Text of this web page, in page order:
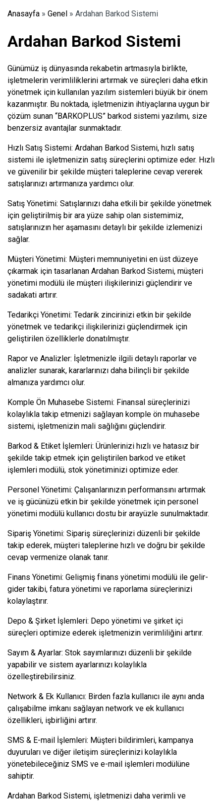
Anasayfa » Genel » Ardahan Barkod Sistemi
Ardahan Barkod Sistemi
Günümüz iş dünyasında rekabetin artmasıyla birlikte,
işletmelerin verimliliklerini artırmak ve süreçleri daha etkin
yönetmek için kullanılan yazılım sistemleri büyük bir önem
kazanmıştır. Bu noktada, işletmenizin ihtiyaçlarına uygun bir
çözüm sunan “BARKOPLUS” barkod sistemi yazılımı, size
benzersiz avantajlar sunmaktadır.
Hızlı Satış Sistemi: Ardahan Barkod Sistemi, hızlı satış
sistemi ile işletmenizin satış süreçlerini optimize eder. Hızlı
ve güvenilir bir şekilde müşteri taleplerine cevap vererek
satışlarınızı artırmanıza yardımcı olur.
Satış Yönetimi: Satışlarınızı daha etkili bir şekilde yönetmek
için geliştirilmiş bir ara yüze sahip olan sistemimiz,
satışlarınızın her aşamasını detaylı bir şekilde izlemenizi
sağlar.
Müşteri Yönetimi: Müşteri memnuniyetini en üst düzeye
çıkarmak için tasarlanan Ardahan Barkod Sistemi, müşteri
yönetimi modülü ile müşteri ilişkilerinizi güçlendirir ve
sadakati artırır.
Tedarikçi Yönetimi: Tedarik zincirinizi etkin bir şekilde
yönetmek ve tedarikçi ilişkilerinizi güçlendirmek için
geliştirilen özelliklerle donatılmıştır.
Rapor ve Analizler: İşletmenizle ilgili detaylı raporlar ve
analizler sunarak, kararlarınızı daha bilinçli bir şekilde
almanıza yardımcı olur.
Komple Ön Muhasebe Sistemi: Finansal süreçlerinizi
kolaylıkla takip etmenizi sağlayan komple ön muhasebe
sistemi, işletmenizin mali sağlığını güçlendirir.
Barkod & Etiket İşlemleri: Ürünlerinizi hızlı ve hatasız bir
şekilde takip etmek için geliştirilen barkod ve etiket
işlemleri modülü, stok yönetiminizi optimize eder.
Personel Yönetimi: Çalışanlarınızın performansını artırmak
ve iş gücünüzü etkin bir şekilde yönetmek için personel
yönetimi modülü kullanıcı dostu bir arayüzle sunulmaktadır.
Sipariş Yönetimi: Sipariş süreçlerinizi düzenli bir şekilde
takip ederek, müşteri taleplerine hızlı ve doğru bir şekilde
cevap vermenize olanak tanır.
Finans Yönetimi: Gelişmiş finans yönetimi modülü ile gelir-
gider takibi, fatura yönetimi ve raporlama süreçlerinizi
kolaylaştırır.
Depo & Şirket İşlemleri: Depo yönetimi ve şirket içi
süreçleri optimize ederek işletmenizin verimliliğini artırır.
Sayım & Ayarlar: Stok sayımlarınızı düzenli bir şekilde
yapabilir ve sistem ayarlarınızı kolaylıkla
özelleştirebilirsiniz.
Network & Ek Kullanıcı: Birden fazla kullanıcı ile aynı anda
çalışabilme imkanı sağlayan network ve ek kullanıcı
özellikleri, işbirliğini artırır.
SMS & E-mail İşlemleri: Müşteri bildirimleri, kampanya
duyuruları ve diğer iletişim süreçlerinizi kolaylıkla
yönetebileceğiniz SMS ve e-mail işlemleri modülüne
sahiptir.
Ardahan Barkod Sistemi, işletmenizi daha verimli ve